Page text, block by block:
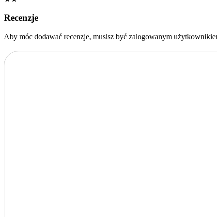
Recenzje
Aby móc dodawać recenzje, musisz być zalogowanym